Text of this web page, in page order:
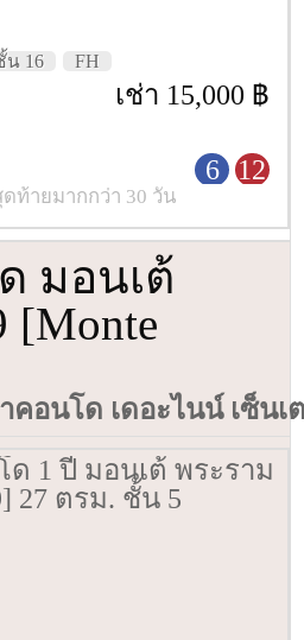
น 16 FH
เช่า 15,000 ฿
6 12
ท้ายมากกว่า 30 วัน
มอนเต้
[Monte
คอนโด เดอะไนน์ เซ็นเ
ด 1 ปี มอนเต้ พระราม
27 ตรม. ชั้น 5